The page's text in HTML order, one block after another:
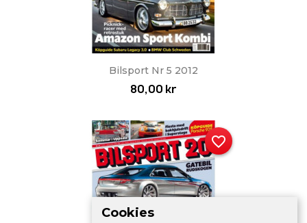
Bilsport Nr 5 2012
80,00 kr
favorite_border
Cookies